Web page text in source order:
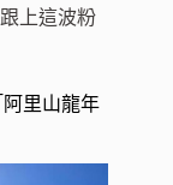
上這波粉
里山龍年